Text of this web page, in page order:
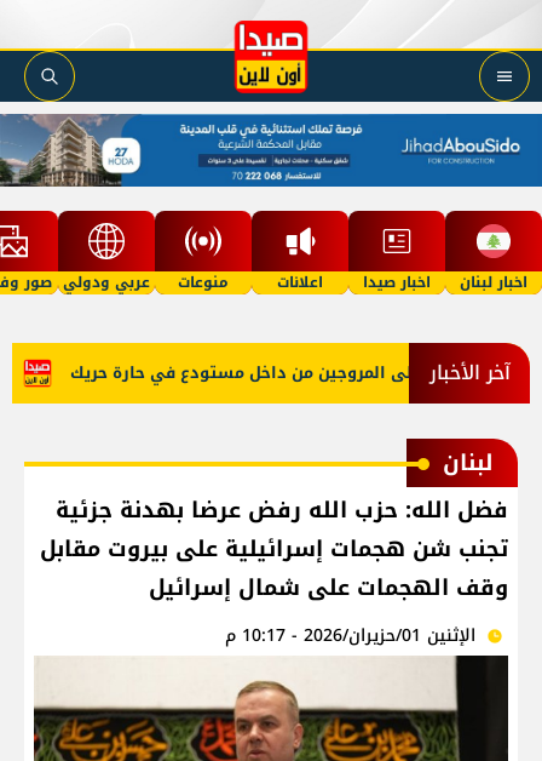
اخبار لبنان اخبار صيدا اعلانات منوعات عربي ودولي صور
آخر الأخبار
المخدرات على المروجين من داخل مستودع في حارة حريك
لبنان
فضل الله: حزب الله رفض عرضا بهدنة جزئية
تجنب شن هجمات إسرائيلية على بيروت مقابل
وقف الهجمات على شمال إسرائيل
الإثنين 01/حزيران/2026 - 10:17 م